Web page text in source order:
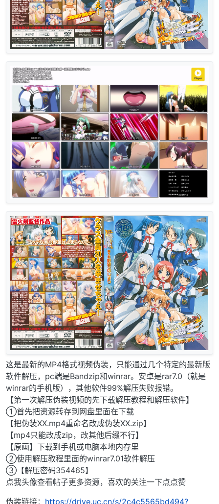
这是最新的MP4格式视频伪装，只能通过几个特定的最新版
软件解压，pc端是Bandzip和winrar。安卓是rar7.0（就是
winrar的手机版），其他软件99%解压失败报错。
【第一次解压伪装视频的先下载解压教程和解压软件】
①首先把资源转存到网盘里面在下载
【把伪装XX.mp4重命名改成伪装XX.zip】
【mp4只能改成zip，改其他后缀不行】
【原画】下载到手机或电脑本地内存里
②使用解压教程里面的winrar7.01软件解压
③【解压密码354465】
点我头像查看帖子更多资源，喜欢的关注一下点点赞
伪装链接： https://drive.uc.cn/s/2c4c5565bd494?